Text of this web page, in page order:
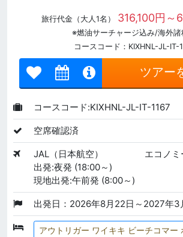
旅行代金（大人1名） 316,100円～
※燃油サーチャージ込み/海外諸
コースコード：KIXHNL-JL-IT-
ツアー
コースコード:KIXHNL-JL-IT-1167
空席確認済
JAL（日本航空）
エコノミ
出発:夜発 (18:00～)
現地出発:午前発 (8:00～)
出発日：2026年8月22日～2027年3
アウトリガー ワイキキ ビーチコマー